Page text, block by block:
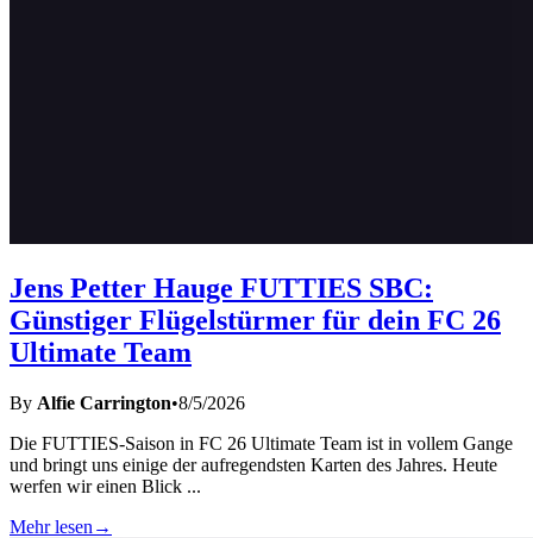
Jens Petter Hauge FUTTIES SBC:
Günstiger Flügelstürmer für dein FC 26
Ultimate Team
By Alfie Carrington•8/5/2026
Die FUTTIES-Saison in FC 26 Ultimate Team ist in vollem Gange
und bringt uns einige der aufregendsten Karten des Jahres. Heute
werfen wir einen Blick ...
Mehr lesen →